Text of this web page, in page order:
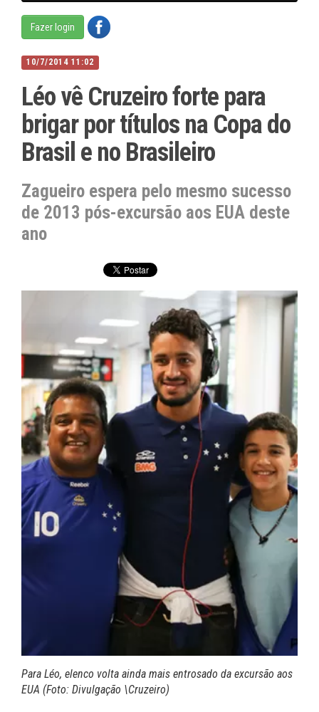
Fazer login
10/7/2014 11:02
Léo vê Cruzeiro forte para
brigar por títulos na Copa do
Brasil e no Brasileiro
Zagueiro espera pelo mesmo sucesso
de 2013 pós-excursão aos EUA deste
ano
Para Léo, elenco volta ainda mais entrosado da excursão aos
EUA (Foto: Divulgação \Cruzeiro)